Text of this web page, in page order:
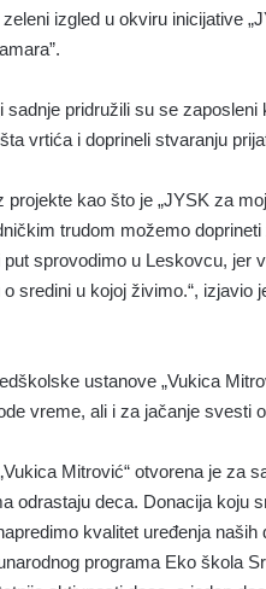
zeleni izgled u okviru inicijative
sadnje pridružili su se
vrtića i doprineli stvaranju
projekte kao što je „JYSK za
trudom možemo
put sprovodimo u Leskovcu, jer
o sredini u kojoj živimo.“,
ustanove „Vukica
vreme, ali i za jačanje svesti
Mitrović“ otvorena je za
odrastaju deca. Donacija koju
kvalitet uređenja
programa Eko škola